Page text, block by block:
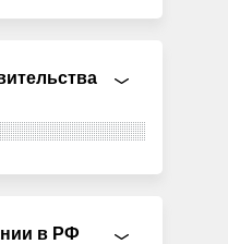
в РФ